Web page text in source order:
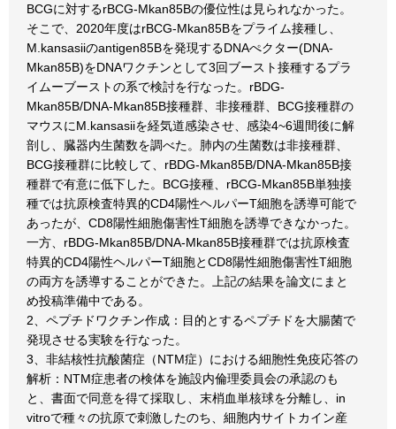
BCGに対するrBCG-Mkan85Bの優位性は見られなかった。
そこで、2020年度はrBCG-Mkan85Bをプライム接種し、
M.kansasiiのantigen85Bを発現するDNAぺクター(DNA-
Mkan85B)をDNAワクチンとして3回ブースト接種するプラ
イムーブーストの系で検討を行なった。rBDG-
Mkan85B/DNA-Mkan85B接種群、非接種群、BCG接種群の
マウスにM.kansasiiを経気道感染させ、感染4~6週間後に解
剖し、臓器内生菌数を調べた。肺内の生菌数は非接種群、
BCG接種群に比較して、rBDG-Mkan85B/DNA-Mkan85B接
種群で有意に低下した。BCG接種、rBCG-Mkan85B単独接
種では抗原検査特異的CD4陽性ヘルパーT細胞を誘導可能で
あったが、CD8陽性細胞傷害性T細胞を誘導できなかった。
一方、rBDG-Mkan85B/DNA-Mkan85B接種群では抗原検査
特異的CD4陽性ヘルパーT細胞とCD8陽性細胞傷害性T細胞
の両方を誘導することができた。上記の結果を論文にまと
め投稿準備中である。
2、ペプチドワクチン作成：目的とするペプチドを大腸菌で
発現させる実験を行なった。
3、非結核性抗酸菌症（NTM症）における細胞性免疫応答の
解析：NTM症患者の検体を施設内倫理委員会の承認のも
と、書面で同意を得て採取し、末梢血単核球を分離し、in
vitroで種々の抗原で刺激したのち、細胞内サイトカイン産